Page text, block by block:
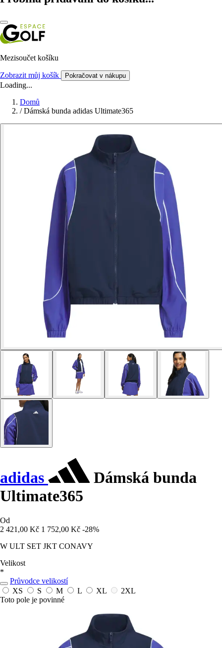
Mezisoučet košíku
Zobrazit můj košík Pokračovat v nákupu
Loading...
Domů
/ Dámská bunda adidas Ultimate365
adidas
Dámská bunda
Ultimate365
Od
2 421,00 Kč 1 752,00 Kč -28%
W ULT SET JKT CONAVY
Velikost
*
Průvodce velikostí
XS
S M L XL
2XL
Toto pole je povinné